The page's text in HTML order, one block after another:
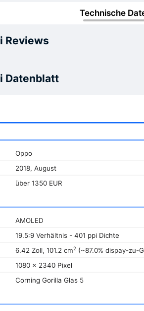
Technische
Reviews
Datenblatt
Oppo
2018, August
über 1350 EUR
AMOLED
19.5:9 Verhältnis - 401 ppi Dichte
6.42 Zoll, 101.2 cm2(~87.0% dispay-zu-
1080 x 2340 Pixel
Corning Gorilla Glas 5